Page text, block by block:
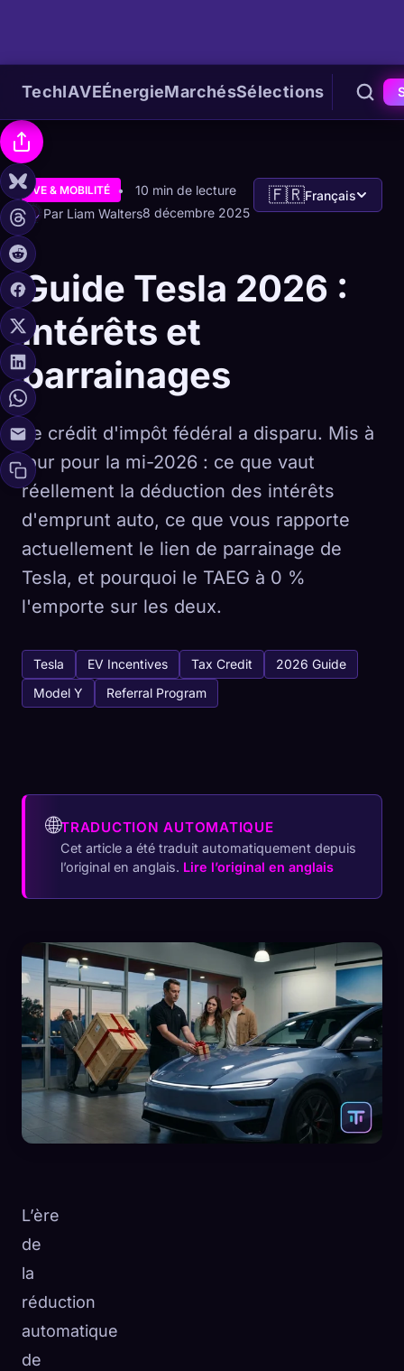
TechIAVEÉnergieMarchésSélections
VE & MOBILITÉ
10 min de lecture
Par Liam Walters8 décembre 2025
🇫🇷Français
Guide Tesla 2026 :
Intérêts et
parrainages
Le crédit d'impôt fédéral a disparu. Mis à
jour pour la mi-2026 : ce que vaut
réellement la déduction des intérêts
d'emprunt auto, ce que vous rapporte
actuellement le lien de parrainage de
Tesla, et pourquoi le TAEG à 0 %
l'emporte sur les deux.
Tesla EV Incentives Tax Credit
2026 Guide
Model Y
Referral Program
🌐TRADUCTION AUTOMATIQUE
Cet article a été traduit automatiquement depuis
l’original en anglais. Lire l’original en anglais
L’ère
de
la
réduction
automatique
de